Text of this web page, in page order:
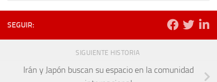
SEGUIR:
SIGUIENTE HISTORIA
Irán y Japón buscan su espacio en la comunidad